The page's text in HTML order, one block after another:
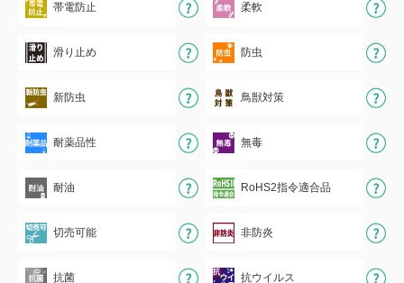
帯電防止 柔軟
滑り止め 防虫
新防虫 鳥獣対策
耐薬品性 無毒
耐油 RoHS2指令適合品
切売可能 非防炎
抗菌 抗ウイルス